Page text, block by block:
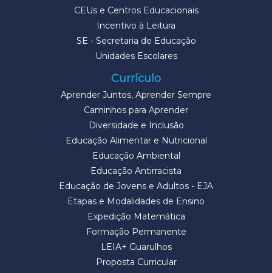
CEUs e Centros Educacionais
Incentivo à Leitura
SE - Secretaria de Educação
Unidades Escolares
Currículo
Aprender Juntos, Aprender Sempre
Caminhos para Aprender
Diversidade e Inclusão
Educação Alimentar e Nutricional
Educação Ambiental
Educação Antirracista
Educação de Jovens e Adultos - EJA
Etapas e Modalidades de Ensino
Expedição Matemática
Formação Permanente
LEIA+ Guarulhos
Proposta Curricular